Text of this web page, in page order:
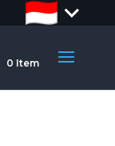
0 Item